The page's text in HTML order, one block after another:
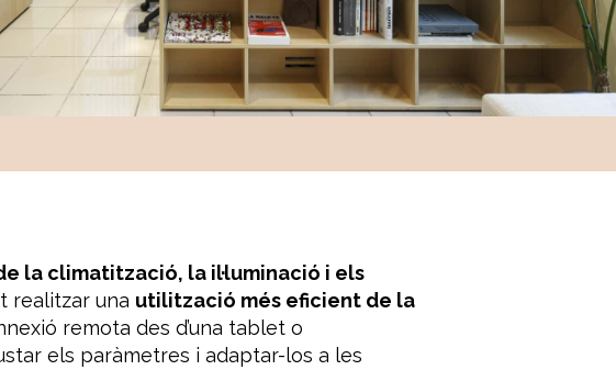
la climatització, la il·luminació i els
realitzar una utilització més eficient de la
remota des d’una tablet o
els paràmetres i adaptar-los a les